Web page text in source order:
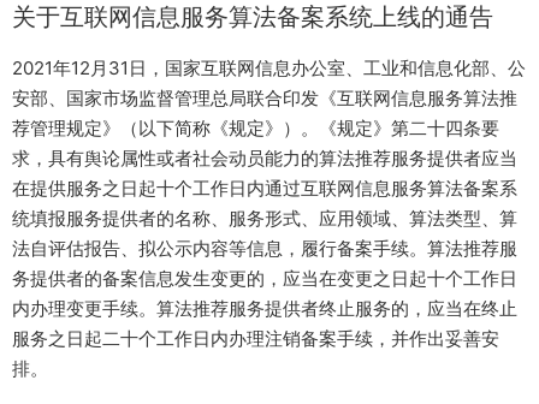
关于互联网信息服务算法备案系统上线的通告
2021年12月31日，国家互联网信息办公室、工业和信息化部、公
安部、国家市场监督管理总局联合印发《互联网信息服务算法推
荐管理规定》（以下简称《规定》）。《规定》第二十四条要
求，具有舆论属性或者社会动员能力的算法推荐服务提供者应当
在提供服务之日起十个工作日内通过互联网信息服务算法备案系
统填报服务提供者的名称、服务形式、应用领域、算法类型、算
法自评估报告、拟公示内容等信息，履行备案手续。算法推荐服
务提供者的备案信息发生变更的，应当在变更之日起十个工作日
内办理变更手续。算法推荐服务提供者终止服务的，应当在终止
服务之日起二十个工作日内办理注销备案手续，并作出妥善安
排。